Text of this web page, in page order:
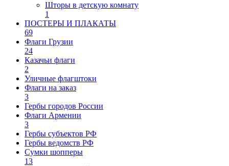
Шторы в детскую комнату
1
ПОСТЕРЫ И ПЛАКАТЫ
69
Флаги Грузии
24
Казачьи флаги
2
Уличные флагштоки
Флаги на заказ
3
Гербы городов России
Флаги Армении
3
Гербы субъектов РФ
Гербы ведомств РФ
Сумки шопперы
13